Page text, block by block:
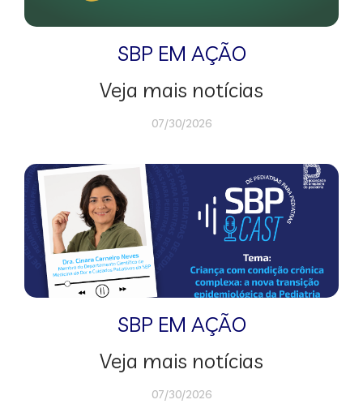
SBP EM AÇÃO
Veja mais notícias
07/30/2026
SBP EM AÇÃO
Veja mais notícias
07/30/2026